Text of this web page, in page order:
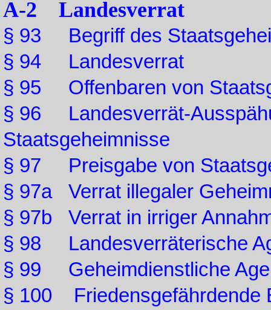
A-2 Landesverrat
§ 93 Begriff des
§ 94 Landesverrat
§ 95 Offenbaren von
§ 96 Landesverrät-
Staatsgeheimnisse
§ 97 Preisgabe von
§ 97a Verrat illegaler
§ 97b Verrat in irriger
§ 98 Landesverräterische
§ 99 Geheimdienstliche
§ 100 Friedensgefährdende